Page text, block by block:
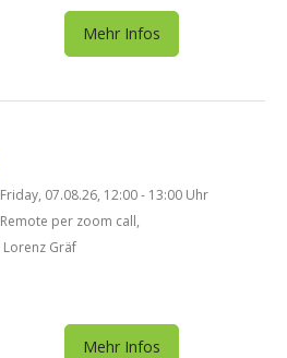
Mehr Infos
Friday, 07.08.26, 12:00 - 13:00 Uhr
Remote per zoom call,
Lorenz Gräf
Mehr Infos